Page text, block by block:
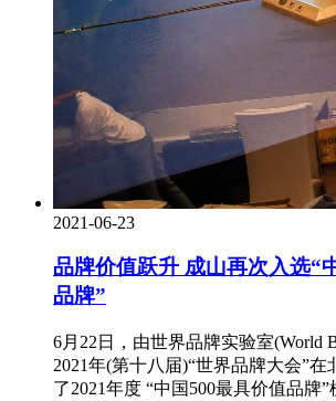
2021-06-23
品牌价值跃升 成山再次入选“
品牌”
6月22日，由世界品牌实验室(World
2021年(第十八届)“世界品牌大会”
了2021年度 “中国500最具价值品牌